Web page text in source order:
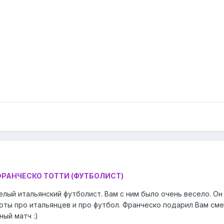
ТОТТИ (ФУТБОЛИСТ)
итальянский футболист. Вам с ним было очень весело.
про итальянцев и про футбол. Франческо подарил Вам
матч :)